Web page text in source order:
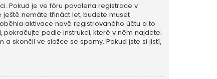
Pokud je ve fóru povolena registrace v
ještě nemáte třináct let, budete muset
aktivace nově registrovaného účtu a to
podle instrukcí, které v něm najdete.
skončil ve složce se spamy. Pokud jste si jistí,